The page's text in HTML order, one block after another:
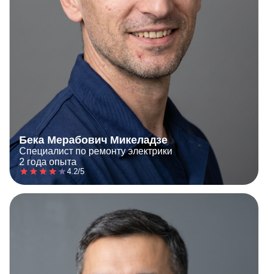
Бека Мерабович Микеладзе
Специалист по ремонту электрики
2 года опыта
4.2/5